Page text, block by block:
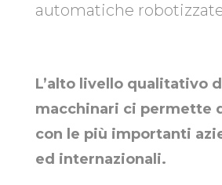
automatiche
L’alto livello qualitativo
macchinari ci permette
con le più importanti
ed internazionali.